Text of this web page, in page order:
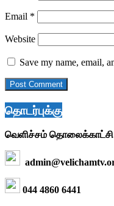
Email *
Website
Save my name, email,
தொடர்புக்கு
வெளிச்சம்
044 4860 6441